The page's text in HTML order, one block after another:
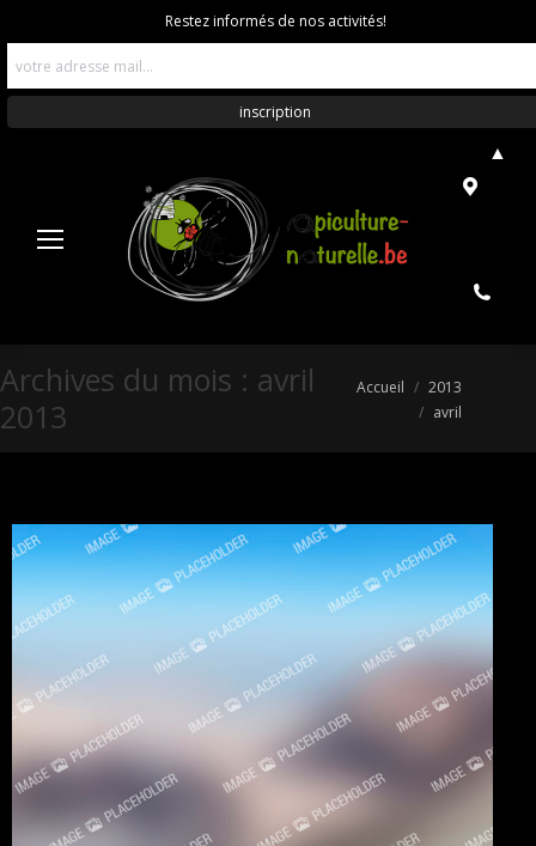
Archives du mois : avril
2013
Vous êtes ici :
Accueil
2013
avril
Restez informés de nos activités!
▲